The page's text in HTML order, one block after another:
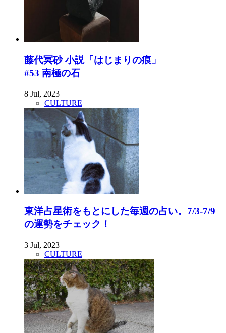
藤代冥砂 小説「はじまりの痕」
#53 南極の石
8 Jul, 2023
CULTURE
東洋占星術をもとにした毎週の占い。7/3-7/9
の運勢をチェック！
3 Jul, 2023
CULTURE